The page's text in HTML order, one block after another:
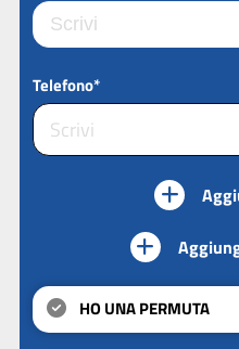
Telefono*
HO UNA PERMUTA